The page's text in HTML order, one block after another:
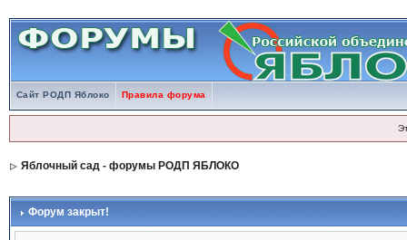
Сайт РОДП Яблоко Правила форума
Яблочный сад - форумы РОДП ЯБЛОКО
Форум закрыт!